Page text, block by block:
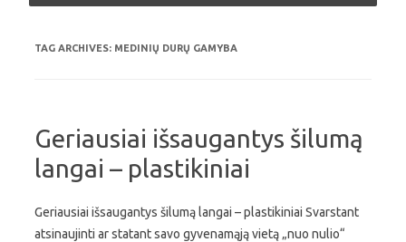
TAG ARCHIVES: MEDINIŲ DURŲ GAMYBA
Geriausiai išsaugantys šilumą
langai – plastikiniai
Geriausiai išsaugantys šilumą langai – plastikiniai Svarstant
atsinaujinti ar statant savo gyvenamąją vietą „nuo nulio“